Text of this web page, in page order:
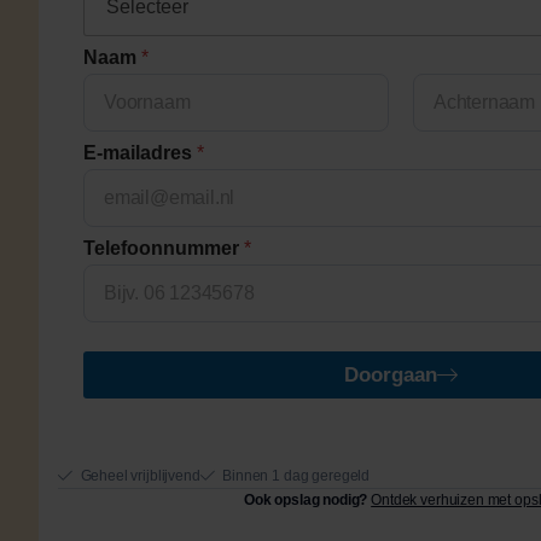
Naam *
E-mailadres *
Telefoonnummer *
Doorgaan
Geheel vrijblijvend
Binnen 1 dag geregeld
Ook opslag nodig? Ontdek verhuizen met